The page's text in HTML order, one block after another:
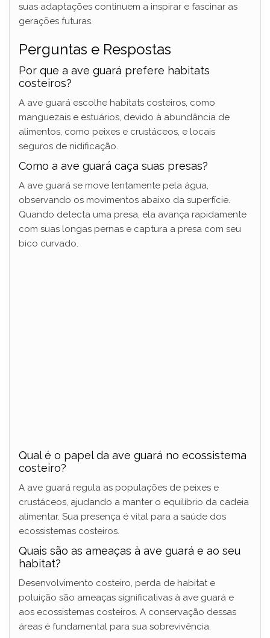
suas adaptações continuem a inspirar e fascinar as
gerações futuras.
Perguntas e Respostas
Por que a ave guará prefere habitats
costeiros?
A ave guará escolhe habitats costeiros, como
manguezais e estuários, devido à abundância de
alimentos, como peixes e crustáceos, e locais
seguros de nidificação.
Como a ave guará caça suas presas?
A ave guará se move lentamente pela água,
observando os movimentos abaixo da superfície.
Quando detecta uma presa, ela avança rapidamente
com suas longas pernas e captura a presa com seu
bico curvado.
Qual é o papel da ave guará no ecossistema
costeiro?
A ave guará regula as populações de peixes e
crustáceos, ajudando a manter o equilíbrio da cadeia
alimentar. Sua presença é vital para a saúde dos
ecossistemas costeiros.
Quais são as ameaças à ave guará e ao seu
habitat?
Desenvolvimento costeiro, perda de habitat e
poluição são ameaças significativas à ave guará e
aos ecossistemas costeiros. A conservação dessas
áreas é fundamental para sua sobrevivência.